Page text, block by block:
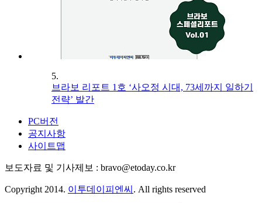
5.
브라보 리포트 1호 ‘사오정 시대, 73세까지 일하기
전략’ 발간
PC버전
공지사항
사이트맵
보도자료 및 기사제보 : bravo@etoday.co.kr
Copyright 2014. 이투데이피엔씨 . All rights reserved